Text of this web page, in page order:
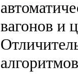
вагонов и